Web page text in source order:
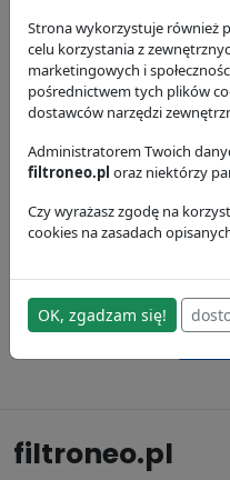
Donaldson
63.74 zł
99.52
Filtr powietrza
Donaldson
114.65 zł
Filtr
filtroneo.pl
Strona wykorzystuje również
celu korzystania z
marketingowych i
pośrednictwem tych plików
dostawców narzędzi
Administratorem Twoich
filtroneo.pl oraz niektórzy
Czy wyrażasz zgodę na
cookies na zasadach
OK, zgadzam się!